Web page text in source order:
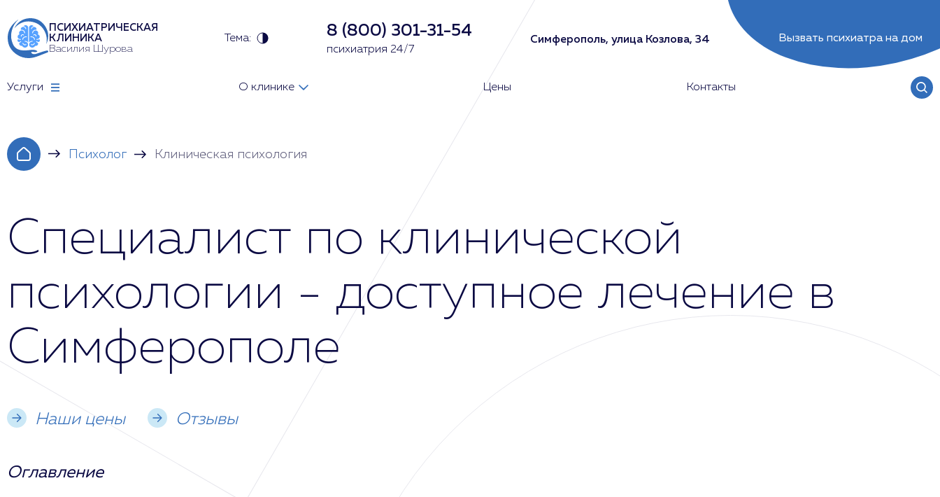
ПСИХИАТРИЧЕСКАЯ
КЛИНИКА
Василия Шурова
Тема: 8 (800) 301-31-54
психиатрия 24/7
Симферополь, улица Козлова, 34 Вызвать психиатра на дом
Услуги О клинике Цены Контакты
Психолог Клиническая психология
Специалист по клинической
психологии - доступное лечение в
Симферополе
Наши цены Отзывы
Оглавление